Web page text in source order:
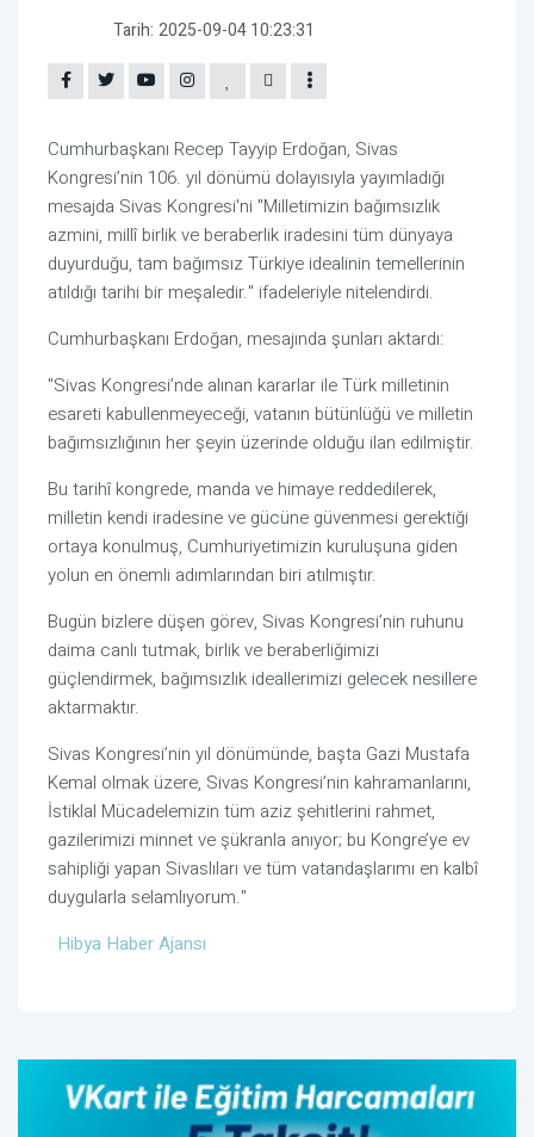
Tarih: 2025-09-04 10:23:31
Cumhurbaşkanı Recep Tayyip Erdoğan, Sivas
Kongresi’nin 106. yıl dönümü dolayısıyla yayımladığı
mesajda Sivas Kongresi'ni "Milletimizin bağımsızlık
azmini, millî birlik ve beraberlik iradesini tüm dünyaya
duyurduğu, tam bağımsız Türkiye idealinin temellerinin
atıldığı tarihi bir meşaledir." ifadeleriyle nitelendirdi.
Cumhurbaşkanı Erdoğan, mesajında şunları aktardı:
"Sivas Kongresi’nde alınan kararlar ile Türk milletinin
esareti kabullenmeyeceği, vatanın bütünlüğü ve milletin
bağımsızlığının her şeyin üzerinde olduğu ilan edilmiştir.
Bu tarihî kongrede, manda ve himaye reddedilerek,
milletin kendi iradesine ve gücüne güvenmesi gerektiği
ortaya konulmuş, Cumhuriyetimizin kuruluşuna giden
yolun en önemli adımlarından biri atılmıştır.
Bugün bizlere düşen görev, Sivas Kongresi’nin ruhunu
daima canlı tutmak, birlik ve beraberliğimizi
güçlendirmek, bağımsızlık ideallerimizi gelecek nesillere
aktarmaktır.
Sivas Kongresi’nin yıl dönümünde, başta Gazi Mustafa
Kemal olmak üzere, Sivas Kongresi’nin kahramanlarını,
İstiklal Mücadelemizin tüm aziz şehitlerini rahmet,
gazilerimizi minnet ve şükranla anıyor; bu Kongre’ye ev
sahipliği yapan Sivaslıları ve tüm vatandaşlarımı en kalbî
duygularla selamlıyorum."
Hibya Haber Ajansı